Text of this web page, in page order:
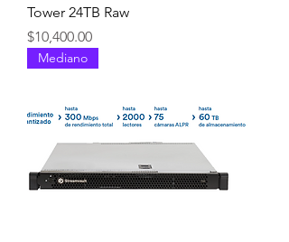
Tower 24TB Raw
Precio
$10,400.00
Mediano